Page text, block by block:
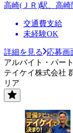
高崎(ＪＲ)駅、高
交通費支給
未経験OK
詳細を見る
応募画
アルバイト・パート
テイケイ株式会社
リア